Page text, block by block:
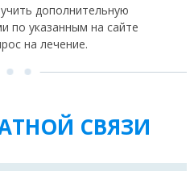
дополнительную
по указанным на сайте
на лечение.
СВЯЗИ